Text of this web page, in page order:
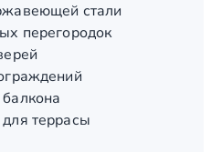
стали
перегородок
террасы